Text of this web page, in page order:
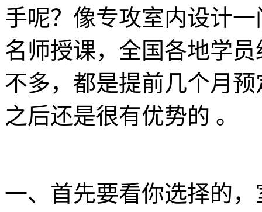
手呢？像专攻室内设计
名师授课，全国各地学
不多，都是提前几个月
之后还是很有优势的 。
一、首先要看你选择的